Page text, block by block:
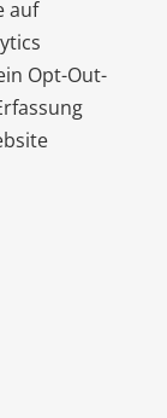
auf
Opt-Out-